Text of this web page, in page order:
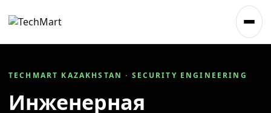
TECHMART KAZAKHSTAN · SECURITY ENGINEERING
Инженерная